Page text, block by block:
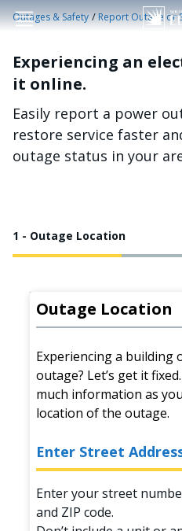
Skip to main content
Outages & Safety /Report Outage or
Experiencing an
it online.
Easily report a power
restore service faster
outage status in your
1 - Outage Location
Outage Location
Experiencing a
outage? Let’s get it
much information as
location of the outage.
Enter Street
Enter your street
and ZIP code.